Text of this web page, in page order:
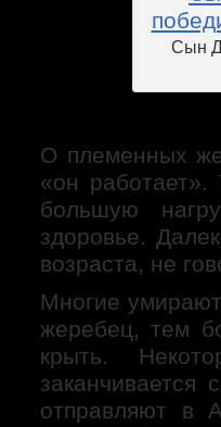
Сын
О племенных
«он
большую
здоровье.
возраста, не
Многие
жеребец, тем
крыть.
заканчивается
отправляют в